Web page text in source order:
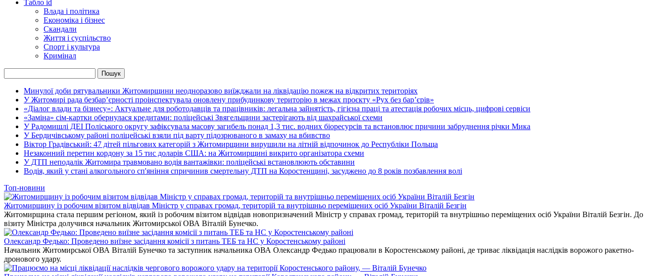
Табло id
Влада і політика
Економіка і бізнес
Скандали
Життя і суспільство
Спорт і культура
Кримінал
Минулої доби рятувальники Житомирщини неодноразово виїжджали на ліквідацію пожеж на відкритих територіях
У Житомирі рада безбар’єрності проінспектувала оновлену прибудинкову територію в межах проєкту «Рух без бар’єрів»
«Діалог влади та бізнесу»: Актуальне для роботодавців та працівників: легальна зайнятість, гігієна праці та атестація робочих місць, цифрові сервіси
«Заміна» сім-картки обернулася кредитами: поліцейські Звягельщини застерігають від шахрайської схеми
У Радомишлі ДЕІ Поліського округу зафіксувала масову загибель понад 1,3 тис. водних біоресурсів та встановлює причини забруднення річки Мика
У Бердичівському районі поліцейські взяли під варту підозрюваного в замаху на вбивство
Віктор Градівський: 47 дітей пільгових категорій з Житомирщини вирушили на літній відпочинок до Республіки Польща
Незаконний перетин кордону за 15 тис доларів США: на Житомирщині викрито організатора схеми
У ДТП неподалік Житомира травмовано водія вантажівки: поліцейські встановлюють обставини
Водія, який у стані алкогольного сп'яніння спричинив смертельну ДТП на Коростенщині, засуджено до 8 років позбавлення волі
Топ-новини
Житомирщину із робочим візитом відвідав Міністр у справах громад, територій та внутрішньо переміщених осіб України Віталій Безгін
Житомирщина стала першим регіоном, який із робочим візитом відвідав новопризначений Міністр у справах громад, територій та внутрішньо переміщених осіб України Віталій Безгін. До
візиту Міністра долучився начальник Житомирської ОВА Віталій Бунечко.
Олександр Федько: Проведено виїзне засідання комісії з питань ТЕБ та НС у Коростенському районі
Начальник Житомирської ОВА Віталій Бунечко та заступник начальника ОВА Олександр Федько працювали в Коростенському районі, де триває ліквідація наслідків ворожого ракетно-
дронового удару.